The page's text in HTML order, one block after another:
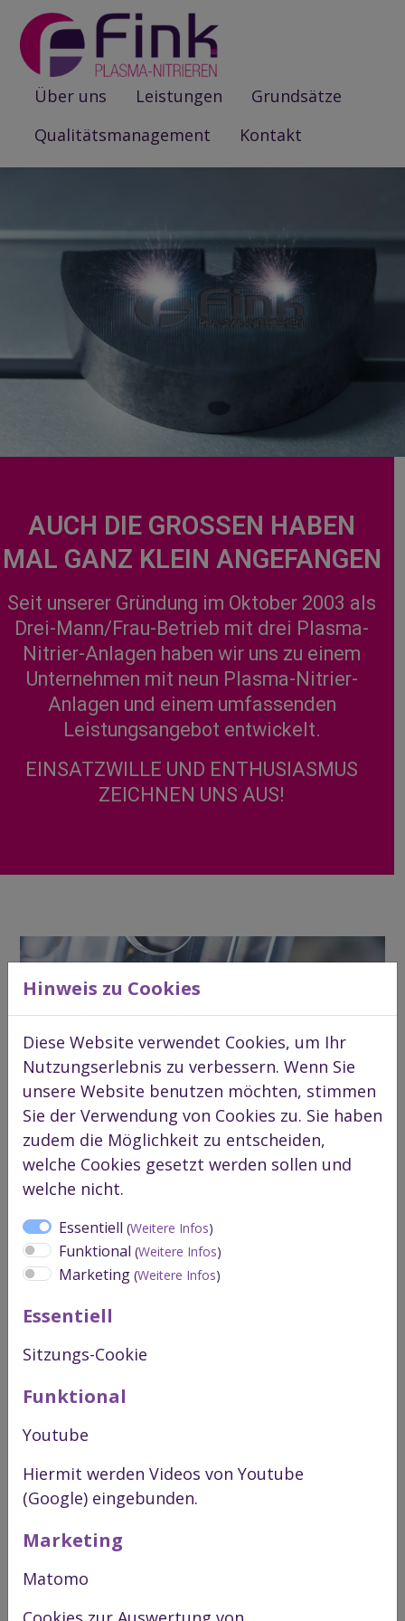
Über uns Leistungen
Grundsätze
Qualitätsmanagement
Kontakt
AUCH DIE GROSSEN HABEN
MAL GANZ KLEIN ANGEFANGEN
Seit unserer Gründung im Oktober 2003 als
Drei-Mann/Frau-Betrieb mit drei Plasma-
Nitrier-Anlagen haben wir uns zu einem
Unternehmen mit neun Plasma-Nitrier-
Anlagen und einem umfassenden
Leistungsangebot entwickelt.
EINSATZWILLE UND ENTHUSIASMUS
ZEICHNEN UNS AUS!
LEISTUNGSANGEBOT
Plasma-Nitrieren
Glasperlen-Strahlen
Hinweis zu Cookies
Diese Website verwendet Cookies, um Ihr
Nutzungserlebnis zu verbessern. Wenn Sie
unsere Website benutzen möchten, stimmen
Sie der Verwendung von Cookies zu. Sie haben
zudem die Möglichkeit zu entscheiden,
welche Cookies gesetzt werden sollen und
welche nicht.
Essentiell (Weitere Infos)
Funktional (Weitere Infos)
Marketing (Weitere Infos)
Essentiell
Sitzungs-Cookie
Funktional
Youtube
Hiermit werden Videos von Youtube
(Google) eingebunden.
Marketing
Matomo